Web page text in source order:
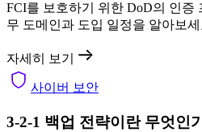
FCI를 보호하기 위한 DoD의 인증
무 도메인과 도입 일정을 알아보세
자세히 보기
사이버 보안
3-2-1 백업 전략이란 무엇인